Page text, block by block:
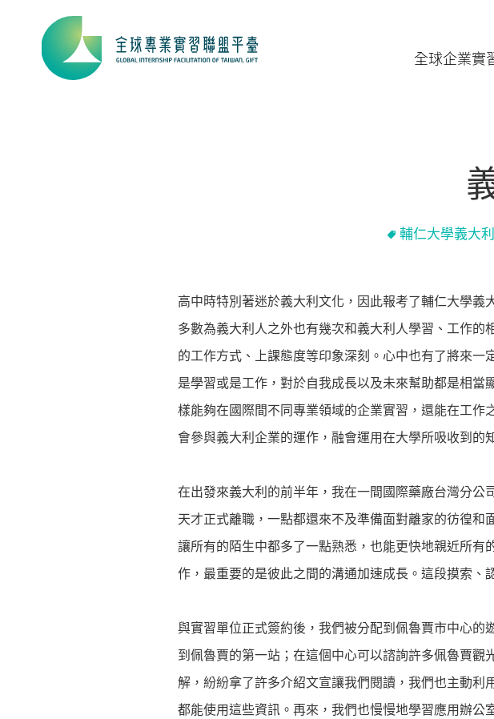
全球企業實
輔仁大學義大
高中時特別著迷於義大利文化，因此報考了輔仁大學
多數為義大利人之外也有幾次和義大利人學習、工作
的工作方式、上課態度等印象深刻。心中也有了將來
是學習或是工作，對於自我成長以及未來幫助都是相
樣能夠在國際間不同專業領域的企業實習，還能在工
會參與義大利企業的運作，融會運用在大學所吸收到的
在出發來義大利的前半年，我在一間國際藥廠台灣分
天才正式離職，一點都還來不及準備面對離家的彷徨
讓所有的陌生中都多了一點熟悉，也能更快地親近所
作，最重要的是彼此之間的溝通加速成長。這段摸索
與實習單位正式簽約後，我們被分配到佩魯賈市中心
到佩魯賈的第一站；在這個中心可以諮詢許多佩魯賈
解，紛紛拿了許多介紹文宣讓我們閱讀，我們也主動
都能使用這些資訊。再來，我們也慢慢地學習應用辦